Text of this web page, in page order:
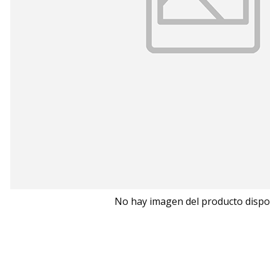
No hay imagen del producto